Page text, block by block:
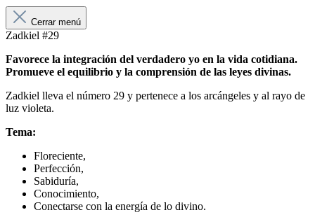
Cerrar menú
Zadkiel #29
Favorece la integración del verdadero yo en la vida cotidiana.
Promueve el equilibrio y la comprensión de las leyes divinas.
Zadkiel lleva el número 29 y pertenece a los arcángeles y al rayo de
luz violeta.
Tema:
Floreciente,
Perfección,
Sabiduría,
Conocimiento,
Conectarse con la energía de lo divino.